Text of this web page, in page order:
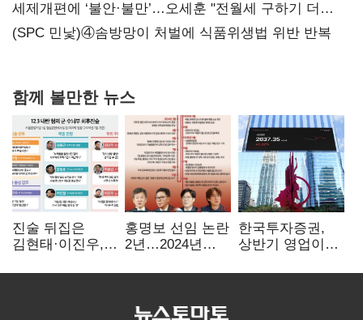
지지도 '50% 아래로'(종합)
세제개편에 ‘불안·불만’…오세훈 "전월세 구하기 더
힘들어질 것"
(SPC 민낯)④솜방망이 처벌에 식품위생법 위반 반복
함께 볼만한 뉴스
진술 뒤집은
김현태·이진우,
헌신"…법정서
홍명보 선임 논란
2년…2024년
압색까지
한국투자증권,
상반기 영업이익
전년비 89.1%↑